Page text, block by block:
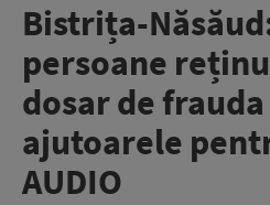
Bistrița-
persoane
dosar de frauda
ajutoarele
AUDIO